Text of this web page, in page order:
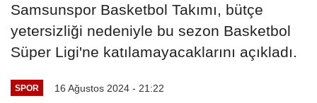
Samsunspor Basketbol Takımı, bütçe
yetersizliği nedeniyle bu sezon Basketbol
Süper Ligi'ne katılamayacaklarını açıkladı.
SPOR 16 Ağustos 2024 - 21:22